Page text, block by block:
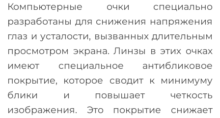
Компьютерные очки специально
разработаны для снижения напряжения
глаз и усталости, вызванных длительным
просмотром экрана. Линзы в этих очках
имеют специальное антибликовое
покрытие, которое сводит к минимуму
блики и повышает четкость
изображения. Это покрытие снижает